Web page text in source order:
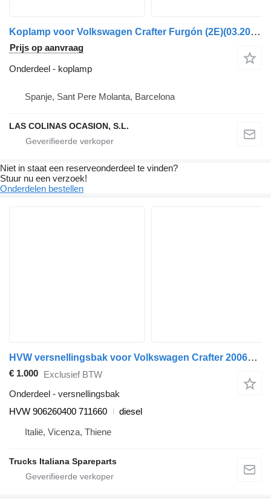
Koplamp voor Volkswagen Crafter Furgón (2E)(03.2006->) vrachtwagen
Prijs op aanvraag
Onderdeel - koplamp
Spanje, Sant Pere Molanta, Barcelona
LAS COLINAS OCASION, S.L.
Niet in staat een reserveonderdeel te vinden?
Stuur nu een verzoek!
Onderdelen bestellen
HVW versnellingsbak voor Volkswagen Crafter 2006>2016 vrachtwagen
€ 1.000 Exclusief BTW
Onderdeel - versnellingsbak
HVW 906260400 711660
diesel
Italië, Vicenza, Thiene
Trucks Italiana Spareparts